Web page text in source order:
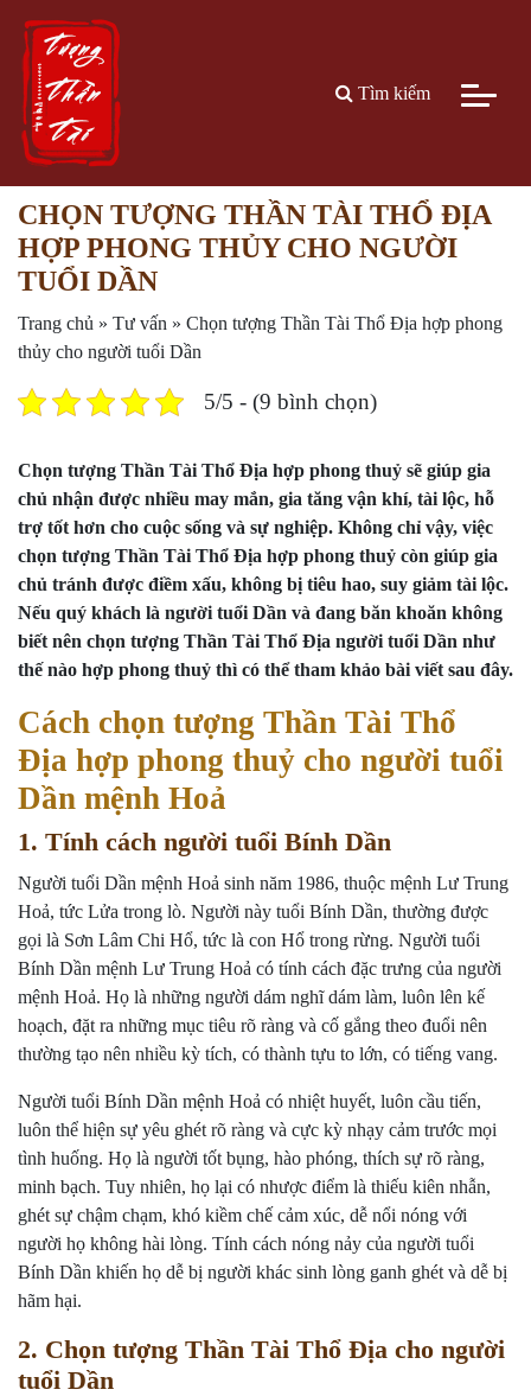
Tìm kiếm
CHỌN TƯỢNG THẦN TÀI THỔ ĐỊA
HỢP PHONG THỦY CHO NGƯỜI
TUỔI DẦN
Trang chủ » Tư vấn » Chọn tượng Thần Tài Thổ Địa hợp phong
thủy cho người tuổi Dần
5/5 - (9 bình chọn)
Chọn tượng Thần Tài Thổ Địa hợp phong thuỷ sẽ giúp gia
chủ nhận được nhiều may mắn, gia tăng vận khí, tài lộc, hỗ
trợ tốt hơn cho cuộc sống và sự nghiệp. Không chỉ vậy, việc
chọn tượng Thần Tài Thổ Địa hợp phong thuỷ còn giúp gia
chủ tránh được điềm xấu, không bị tiêu hao, suy giảm tài lộc.
Nếu quý khách là người tuổi Dần và đang băn khoăn không
biết nên chọn tượng Thần Tài Thổ Địa người tuổi Dần như
thế nào hợp phong thuỷ thì có thể tham khảo bài viết sau đây.
Cách chọn tượng Thần Tài Thổ
Địa hợp phong thuỷ cho người tuổi
Dần mệnh Hoả
1. Tính cách người tuổi Bính Dần
Người tuổi Dần mệnh Hoả sinh năm 1986, thuộc mệnh Lư Trung
Hoả, tức Lửa trong lò. Người này tuổi Bính Dần, thường được
gọi là Sơn Lâm Chi Hổ, tức là con Hổ trong rừng. Người tuổi
Bính Dần mệnh Lư Trung Hoả có tính cách đặc trưng của người
mệnh Hoả. Họ là những người dám nghĩ dám làm, luôn lên kế
hoạch, đặt ra những mục tiêu rõ ràng và cố gắng theo đuổi nên
thường tạo nên nhiều kỳ tích, có thành tựu to lớn, có tiếng vang.
Người tuổi Bính Dần mệnh Hoả có nhiệt huyết, luôn cầu tiến,
luôn thể hiện sự yêu ghét rõ ràng và cực kỳ nhạy cảm trước mọi
tình huống. Họ là người tốt bụng, hào phóng, thích sự rõ ràng,
minh bạch. Tuy nhiên, họ lại có nhược điểm là thiếu kiên nhẫn,
ghét sự chậm chạm, khó kiềm chế cảm xúc, dễ nổi nóng với
người họ không hài lòng. Tính cách nóng nảy của người tuổi
Bính Dần khiến họ dễ bị người khác sinh lòng ganh ghét và dễ bị
hãm hại.
2. Chọn tượng Thần Tài Thổ Địa cho người
tuổi Dần